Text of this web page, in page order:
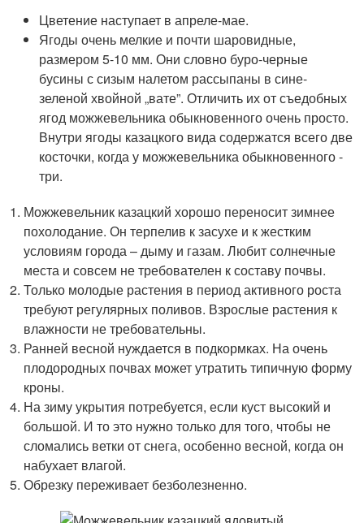
Цветение наступает в апреле-мае.
Ягоды очень мелкие и почти шаровидные,
размером 5-10 мм. Они словно буро-черные
бусины с сизым налетом рассыпаны в сине-
зеленой хвойной „вате”. Отличить их от съедобных
ягод можжевельника обыкновенного очень просто.
Внутри ягоды казацкого вида содержатся всего две
косточки, когда у можжевельника обыкновенного -
три.
Можжевельник казацкий хорошо переносит зимнее
похолодание. Он терпелив к засухе и к жестким
условиям города – дыму и газам. Любит солнечные
места и совсем не требователен к составу почвы.
Только молодые растения в период активного роста
требуют регулярных поливов. Взрослые растения к
влажности не требовательны.
Ранней весной нуждается в подкормках. На очень
плодородных почвах может утратить типичную форму
кроны.
На зиму укрытия потребуется, если куст высокий и
большой. И то это нужно только для того, чтобы не
сломались ветки от снега, особенно весной, когда он
набухает влагой.
Обрезку переживает безболезненно.